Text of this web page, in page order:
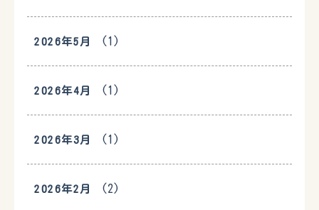
2026年5月 (1)
2026年4月 (1)
2026年3月 (1)
2026年2月 (2)